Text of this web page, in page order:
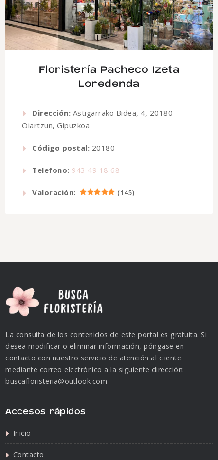
Floristería Pacheco Izeta
Loredenda
Dirección: Astigarrako Bidea, 4, 20180
Oiartzun, Gipuzkoa
Código postal: 20180
Telefono: 943 49 18 68
Valoración: (145)
La consulta de los contenidos de este portal es gratuita. Si
desea modificar o eliminar información, póngase en
contacto con nuestro servicio de atención al cliente
mediante correo electrónico a la siguiente dirección:
buscafloristeria@outlook.com
Accesos rápidos
Inicio
Contacto